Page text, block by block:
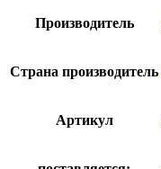
Производитель
Страна производитель
Артикул